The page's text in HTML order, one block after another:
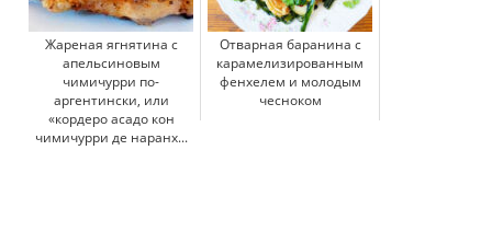
Жареная ягнятина с
апельсиновым
чимичурри по-
аргентински, или
«кордеро асадо кон
чимичурри де наранх...
Отварная баранина с
карамелизированным
фенхелем и молодым
чесноком